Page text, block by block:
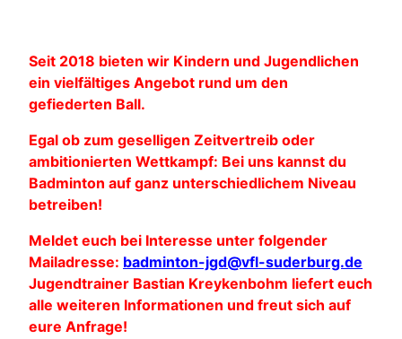
Seit 2018 bieten wir Kindern und Jugendlichen
ein vielfältiges Angebot rund um den
gefiederten Ball.
Egal ob zum geselligen Zeitvertreib oder
ambitionierten Wettkampf: Bei uns kannst du
Badminton auf ganz unterschiedlichem Niveau
betreiben!
Meldet euch bei Interesse unter folgender
Mailadresse: badminton-jgd@vfl-suderburg.de
Jugendtrainer Bastian Kreykenbohm liefert euch
alle weiteren Informationen und freut sich auf
eure Anfrage!